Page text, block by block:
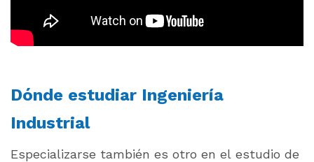
Dónde estudiar Ingeniería
Industrial
Especializarse también es otro en el estudio de